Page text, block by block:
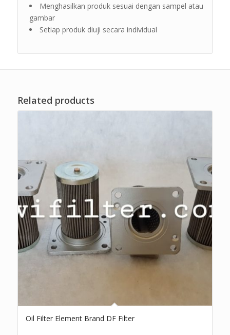
Menghasilkan produk sesuai dengan sampel atau
gambar
Setiap produk diuji secara individual
Related products
Oil Filter Element Brand DF Filter